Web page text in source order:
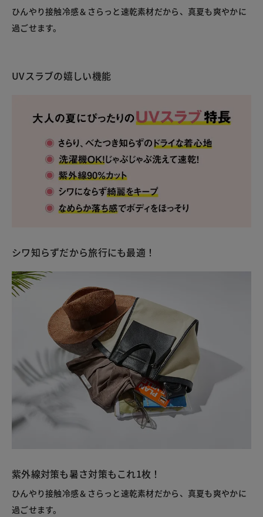
ひんやり接触冷感＆さらっと速乾素材だから、真夏も爽やかに
過ごせます。
UVスラブの嬉しい機能
シワ知らずだから旅行にも最適！
紫外線対策も暑さ対策もこれ1枚！
ひんやり接触冷感＆さらっと速乾素材だから、真夏も爽やかに
過ごせます。